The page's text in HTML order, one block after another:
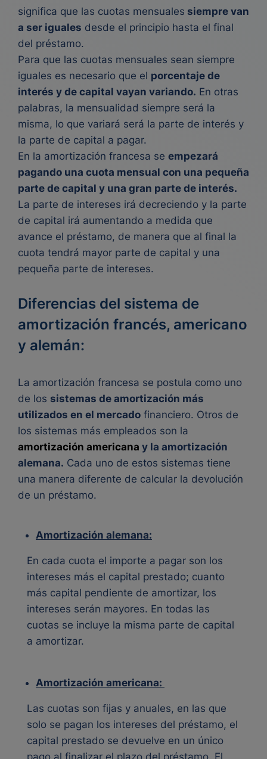
significa que las cuotas mensuales siempre van
a ser iguales desde el principio hasta el final
del préstamo.
Para que las cuotas mensuales sean siempre
iguales es necesario que el porcentaje de
interés y de capital vayan variando. En otras
palabras, la mensualidad siempre será la
misma, lo que variará será la parte de interés y
la parte de capital a pagar.
En la amortización francesa se empezará
pagando una cuota mensual con una pequeña
parte de capital y una gran parte de interés.
La parte de intereses irá decreciendo y la parte
de capital irá aumentando a medida que
avance el préstamo, de manera que al final la
cuota tendrá mayor parte de capital y una
pequeña parte de intereses.
Diferencias del sistema de
amortización francés, americano
y alemán:
La amortización francesa se postula como uno
de los sistemas de amortización más
utilizados en el mercado financiero. Otros de
los sistemas más empleados son la
amortización americana y la amortización
alemana. Cada uno de estos sistemas tiene
una manera diferente de calcular la devolución
de un préstamo.
Amortización alemana:
En cada cuota el importe a pagar son los
intereses más el capital prestado; cuanto
más capital pendiente de amortizar, los
intereses serán mayores. En todas las
cuotas se incluye la misma parte de capital
a amortizar.
Amortización americana:
Las cuotas son fijas y anuales, en las que
solo se pagan los intereses del préstamo, el
capital prestado se devuelve en un único
pago al finalizar el plazo del préstamo. El